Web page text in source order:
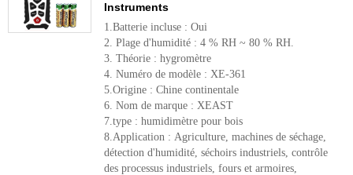
Instruments
1.Batterie incluse : Oui
2. Plage d'humidité : 4 % RH ~ 80 % RH.
3. Théorie : hygromètre
4. Numéro de modèle : XE-361
5.Origine : Chine continentale
6. Nom de marque : XEAST
7.type : humidimètre pour bois
8.Application : Agriculture, machines de séchage,
détection d'humidité, séchoirs industriels, contrôle
des processus industriels, fours et armoires,